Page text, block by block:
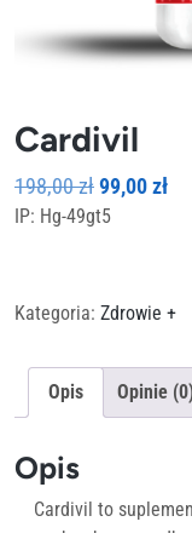
Cardivil
198,00złPierwotna
cena
99,00zł
IP: Hg-49gt5
Kategoria: Zdrowie +
Opis Opinie
Opis
Cardivil to